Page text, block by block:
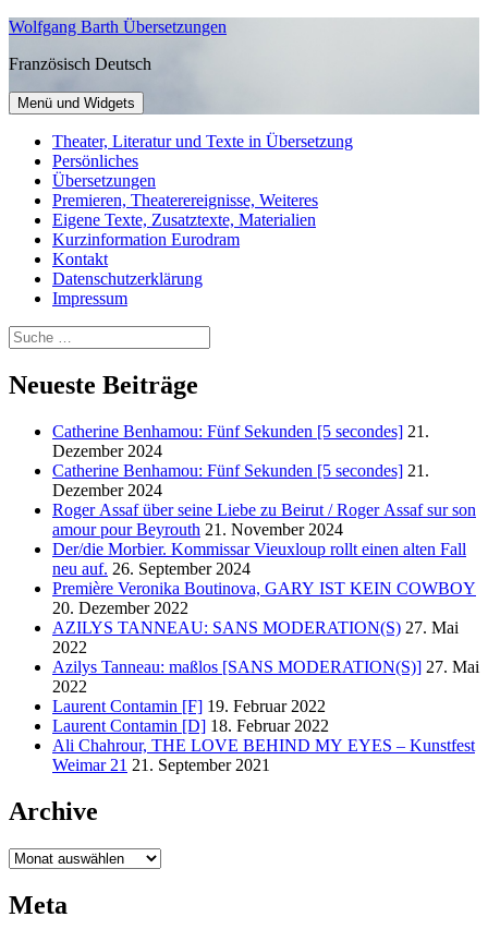
Zum
springen
Wolfgang Barth Übersetzungen
Französisch Deutsch
Menü und Widgets
Theater, Literatur und Texte in Übersetzung
Persönliches
Übersetzungen
Premieren, Theaterereignisse, Weiteres
Eigene Texte, Zusatztexte, Materialien
Kurzinformation Eurodram
Kontakt
Datenschutzerklärung
Impressum
Suche
nach:
Neueste Beiträge
Catherine Benhamou: Fünf Sekunden [5 secondes] 21.
Dezember 2024
Catherine Benhamou: Fünf Sekunden [5 secondes] 21.
Dezember 2024
Roger Assaf über seine Liebe zu Beirut / Roger Assaf sur son
amour pour Beyrouth 21. November 2024
Der/die Morbier. Kommissar Vieuxloup rollt einen alten Fall
neu auf. 26. September 2024
Première Veronika Boutinova, GARY IST KEIN COWBOY
20. Dezember 2022
AZILYS TANNEAU: SANS MODERATION(S) 27. Mai
2022
Azilys Tanneau: maßlos [SANS MODERATION(S)] 27. Mai
2022
Laurent Contamin [F] 19. Februar 2022
Laurent Contamin [D] 18. Februar 2022
Ali Chahrour, THE LOVE BEHIND MY EYES – Kunstfest
Weimar 21 21. September 2021
Archive
Archive
Meta